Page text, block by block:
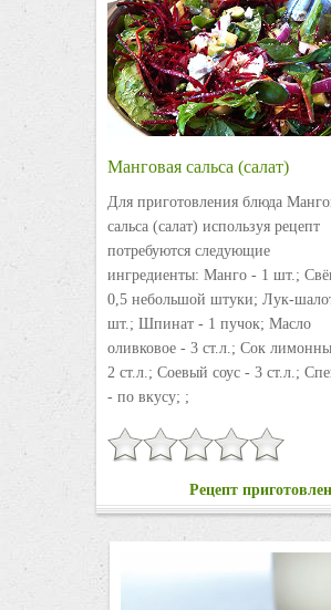
Манговая сальса (салат)
Для приготовления блюда
сальса (салат) используя рецепт
потребуются следующие
ингредиенты: Манго - 1 шт.;
0,5 небольшой штуки; Лук-
шт.; Шпинат - 1 пучок; Масло
оливковое - 3 ст.л.; Сок
2 ст.л.; Соевый соус - 3 ст.л.;
- по вкусу; ;
Рецепт